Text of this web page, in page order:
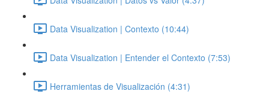
Data Visualization | Contexto (10:44)
Data Visualization | Entender el Contexto (7:53)
Herramientas de Visualización (4:31)